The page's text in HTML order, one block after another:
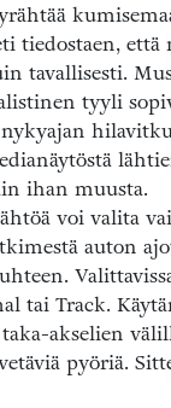
tiedostaen,
tavallisesti.
tyyli
ihan muusta.
voi valita
auton
tai Track.
akselien
pyöriä.